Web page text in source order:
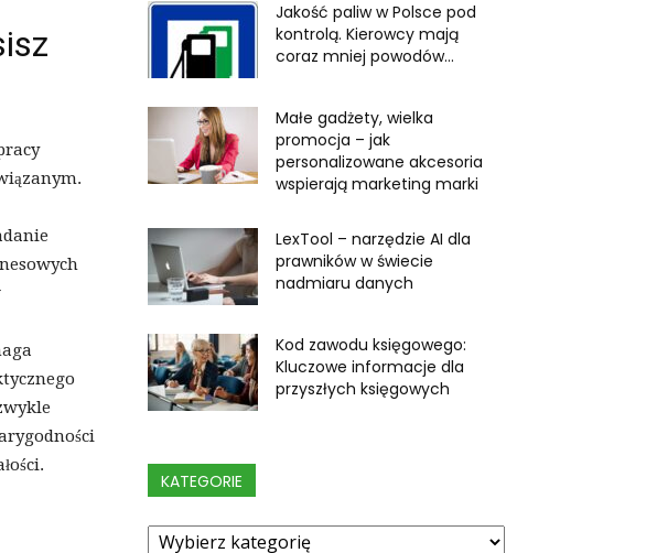
Jakość paliw w Polsce pod
kontrolą. Kierowcy mają
coraz mniej powodów...
Małe gadżety, wielka
promocja – jak
personalizowane akcesoria
wspierają marketing marki
LexTool – narzędzie AI dla
prawników w świecie
nadmiaru danych
Kod zawodu księgowego:
Kluczowe informacje dla
przyszłych księgowych
KATEGORIE
Kategorie